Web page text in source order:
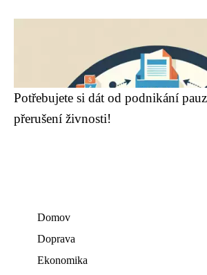
Potřebujete si dát od podnikání
přerušení živnosti!
Domov
Doprava
Ekonomika